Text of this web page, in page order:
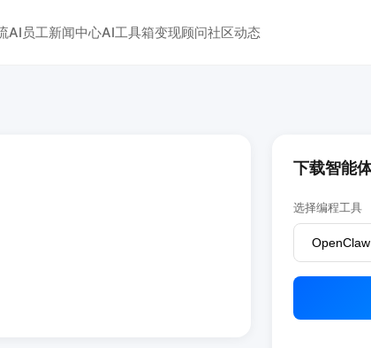
AI员工新闻中心AI工具箱变现顾问社区动态
下载智能
选择编程工具